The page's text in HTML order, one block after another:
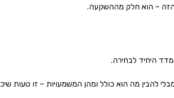
הזה – הוא חלק מההשקעה.
היחיד לבחירה.
להבין מה הוא כולל ומהן המשמעויות – זו טעות